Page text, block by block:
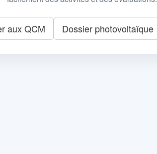
aux QCM Dossier photovoltaïque